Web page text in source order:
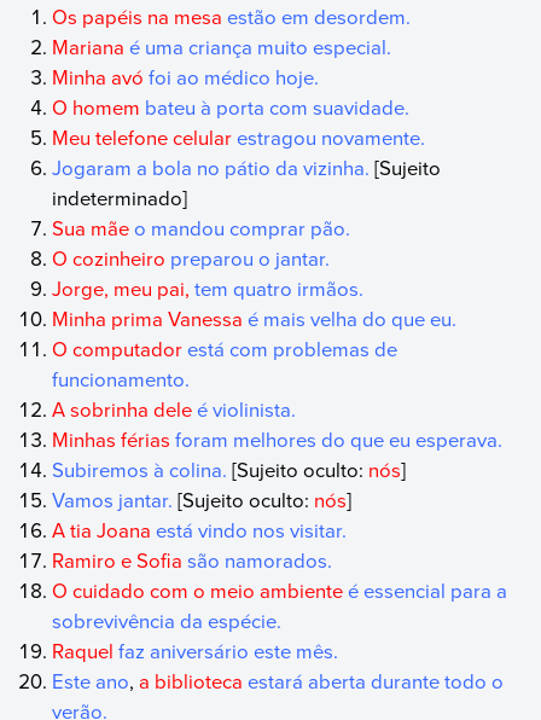
Os papéis na mesa estão em desordem.
Mariana é uma criança muito especial.
Minha avó foi ao médico hoje.
O homem bateu à porta com suavidade.
Meu telefone celularestragou novamente.
Jogaram a bola no pátio da vizinha. [Sujeito
indeterminado]
Sua mãeo mandou comprar pão.
O cozinheiro preparou o jantar.
Jorge, meu pai,tem quatro irmãos.
Minha prima Vanessa é mais velha do que eu.
O computadorestá com problemas de
funcionamento.
A sobrinha deleé violinista.
Minhas férias foram melhores do que eu esperava.
Subiremos à colina. [Sujeito oculto: nós]
Vamos jantar. [Sujeito oculto: nós]
A tia Joana está vindo nos visitar.
Ramiro e Sofia são namorados.
O cuidado com o meio ambienteé essencial para a
sobrevivência da espécie.
Raquel faz aniversário este mês.
Este ano,a bibliotecaestará aberta durante todo o
verão.